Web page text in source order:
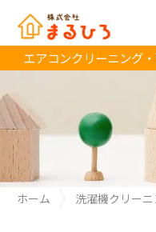
エアコンクリーニング
ホーム 洗濯機クリー